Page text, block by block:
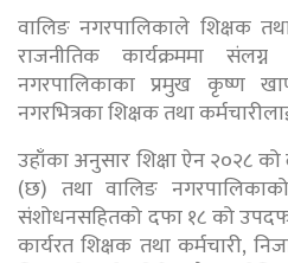
वालिङ नगरपालिकाले शिक्षक
राजनीतिक कार्यक्रममा
नगरपालिकाका प्रमुख कृष्ण
नगरभित्रका शिक्षक तथा
उहाँका अनुसार शिक्षा ऐन २०२८
(छ) तथा वालिङ
संशोधनसहितको दफा १८ को
कार्यरत शिक्षक तथा कर्मचारी,